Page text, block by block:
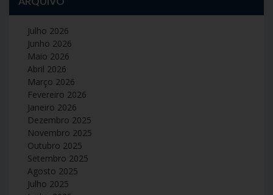
Julho 2026
Junho 2026
Maio 2026
Abril 2026
Março 2026
Fevereiro 2026
Janeiro 2026
Dezembro 2025
Novembro 2025
Outubro 2025
Setembro 2025
Agosto 2025
Julho 2025